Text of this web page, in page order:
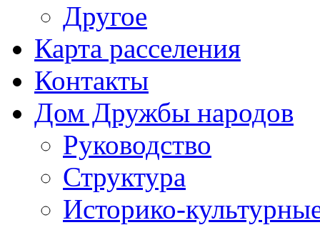
Другое
Карта расселения
Контакты
Дом Дружбы народов
Руководство
Структура
Историко-